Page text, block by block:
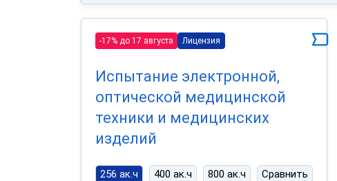
-17% до 17 августа Лицензия
Испытание электронной,
оптической медицинской
техники и медицинских
изделий
256 ак.ч 400 ак.ч 800 ак.ч Сравнить